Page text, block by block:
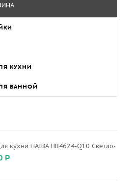
КУХНИ
ВАННОЙ
кухни HAIBA HB4624-Q10 Светло-
Р